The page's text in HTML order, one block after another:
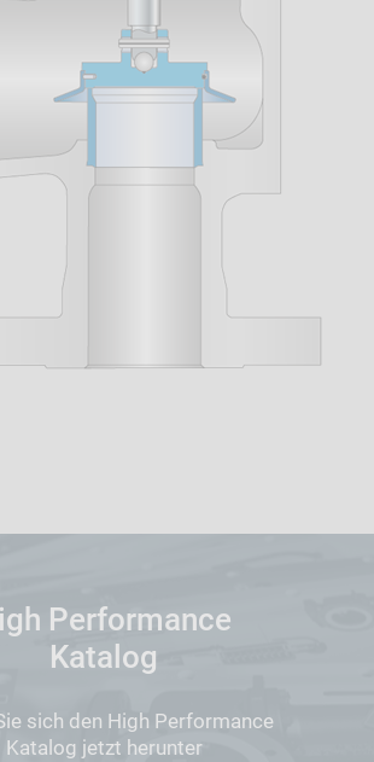
Performance
Katalog
sich den High Performance
Katalog jetzt herunter